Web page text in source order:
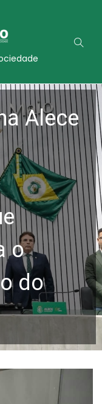
Alece
o
do